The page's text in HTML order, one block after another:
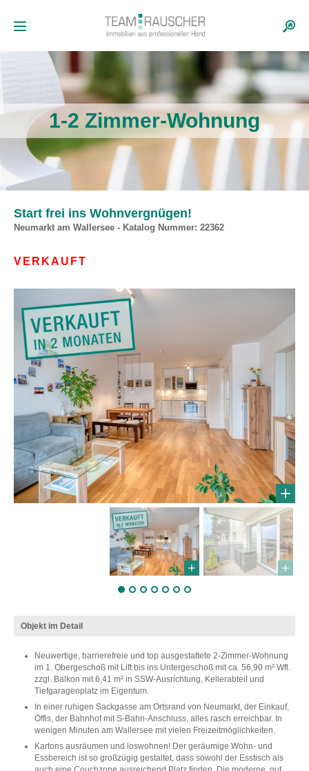
1-2 Zimmer-Wohnung
Start frei ins Wohnvergnügen!
Neumarkt am Wallersee - Katalog Nummer: 22362
VERKAUFT
Objekt im Detail
Neuwertige, barrierefreie und top ausgestattete 2-Zimmer-Wohnung
im 1. Obergeschoß mit Lift bis ins Untergeschoß mit ca. 56,90 m² Wfl.
zzgl. Balkon mit 6,41 m² in SSW-Ausrichtung, Kellerabteil und
Tiefgaragenplatz im Eigentum.
In einer ruhigen Sackgasse am Ortsrand von Neumarkt, der Einkauf,
Öffis, der Bahnhof mit S-Bahn-Anschluss, alles rasch erreichbar. In
wenigen Minuten am Wallersee mit vielen Freizeitmöglichkeiten.
Kartons ausräumen und loswohnen! Der geräumige Wohn- und
Essbereich ist so großzügig gestaltet, dass sowohl der Esstisch als